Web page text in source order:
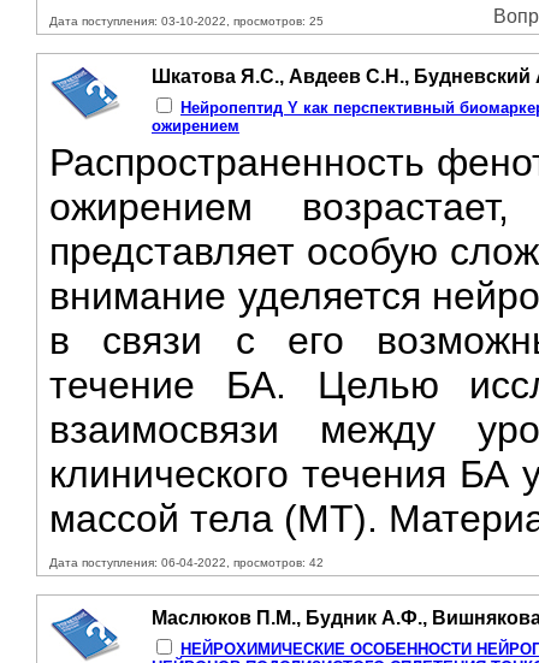
Дата поступления: 03-10-2022, просмотров: 25
Шкатова Я.С., Авдеев С.Н., Будневский
Нейропептид Y как перспективный
ожирением
Распространенность
ожирением
представляет особую
внимание уделяется
в связи с его
течение БА. Целью
взаимосвязи между
клинического течения
массой тела (МТ).
Дата поступления: 06-04-2022, просмотров: 42
Маслюков П.М., Будник А.Ф.,
НЕЙРОХИМИЧЕСКИЕ ОСОБЕННОСТИ